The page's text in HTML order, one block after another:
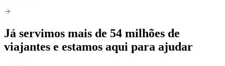
Já servimos mais de 54 milhões de
viajantes e estamos aqui para ajudar